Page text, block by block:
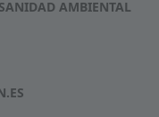
AMBIENTAL